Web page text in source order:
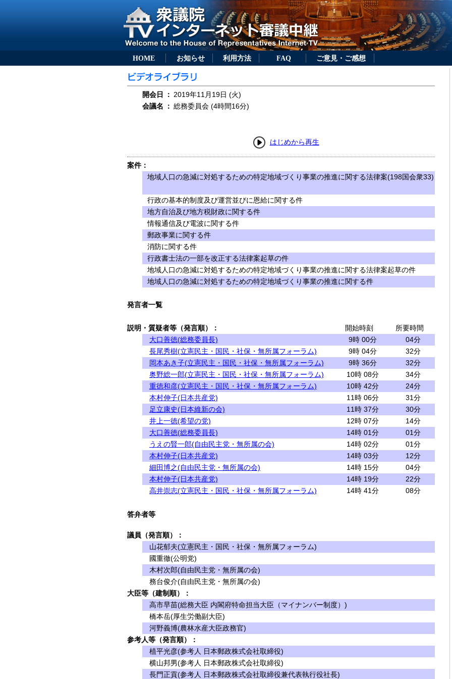
HOME お知らせ 利用方法 FAQ ご意見・ご感想
開会日 ： 2019年11月19日 (火)
会議名
： 総務委員会 (4時間16分)
はじめから再生
案件：
地域人口の急減に対処するための特定地域づくり事業の推進に関する法律案(198国会衆33)
行政の基本的制度及び運営並びに恩給に関する件
地方自治及び地方税財政に関する件
情報通信及び電波に関する件
郵政事業に関する件
消防に関する件
行政書士法の一部を改正する法律案起草の件
地域人口の急減に対処するための特定地域づくり事業の推進に関する法律案起草の件
地域人口の急減に対処するための特定地域づくり事業の推進に関する件
発言者一覧
説明・質疑者等（発言順）： 開始時刻
所要時間
大口善徳(総務委員長)
9時 00分
04分
長尾秀樹(立憲民主・国民・社保・無所属フォーラム)
9時 04分
32分
岡本あき子(立憲民主・国民・社保・無所属フォーラム)
9時 36分
32分
奥野総一郎(立憲民主・国民・社保・無所属フォーラム)
10時 08分
34分
重徳和彦(立憲民主・国民・社保・無所属フォーラム)
10時 42分
24分
本村伸子(日本共産党)
11時 06分
31分
足立康史(日本維新の会)
11時 37分
30分
井上一徳(希望の党)
12時 07分
14分
大口善徳(総務委員長)
14時 01分
01分
うえの賢一郎(自由民主党・無所属の会)
14時 02分
01分
本村伸子(日本共産党)
14時 03分
12分
細田博之(自由民主党・無所属の会)
14時 15分
04分
本村伸子(日本共産党)
14時 19分
22分
高井崇志(立憲民主・国民・社保・無所属フォーラム)
14時 41分 08分
答弁者等
議員（発言順）：
山花郁夫(立憲民主・国民・社保・無所属フォーラム)
國重徹(公明党)
木村次郎(自由民主党・無所属の会)
務台俊介(自由民主党・無所属の会)
大臣等（建制順）：
高市早苗(総務大臣 内閣府特命担当大臣（マイナンバー制度）)
橋本岳(厚生労働副大臣)
河野義博(農林水産大臣政務官)
参考人等（発言順）：
植平光彦(参考人 日本郵政株式会社取締役)
横山邦男(参考人 日本郵政株式会社取締役)
長門正貢(参考人 日本郵政株式会社取締役兼代表執行役社長)